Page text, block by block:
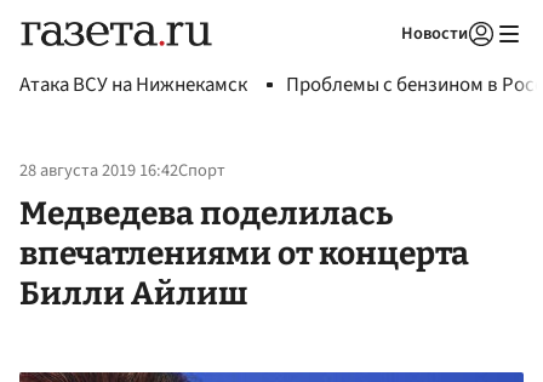
Новости
Атака ВСУ на Нижнекамск Проблемы с бензином в
28 августа 2019 16:42Спорт
Медведева поделилась
впечатлениями от концерта
Билли Айлиш